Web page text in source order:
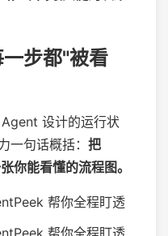
步都"被看
设计的运行状
一句话概括： 把
你能看懂的流程图。